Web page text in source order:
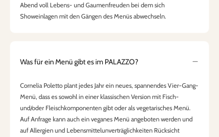
Abend voll Lebens- und Gaumenfreuden bei dem sich
Showeinlagen mit den Gängen des Menüs abwechseln.
Was für ein Menü gibt es im PALAZZO?
Cornelia Poletto plant jedes Jahr ein neues, spannendes Vier-Gang-
Menü, dass es sowohl in einer klassischen Version mit Fisch-
und/oder Fleischkomponenten gibt oder als vegetarisches Menü.
Auf Anfrage kann auch ein veganes Menü angeboten werden und
auf Allergien und Lebensmittelunverträglichkeiten Rücksicht